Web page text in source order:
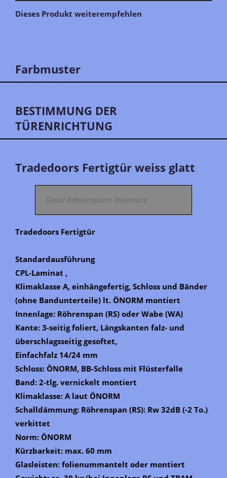
Dieses Produkt weiterempfehlen
Farbmuster
BESTIMMUNG DER
TÜRENRICHTUNG
Tradedoors Fertigtür weiss glatt
Detail Röhrenspann Innentüre
Tradedoors Fertigtür
Standardausführung
CPL-Laminat ,
Klimaklasse A, einhängefertig, Schloss und Bänder
(ohne Bandunterteile) lt. ÖNORM montiert
Innenlage: Röhrenspan (RS) oder Wabe (WA)
Kante: 3-seitig foliert, Längskanten falz- und
überschlagsseitig gesoftet,
Einfachfalz 14/24 mm
Schloss: ÖNORM, BB-Schloss mit Flüsterfalle
Band: 2-tlg. vernickelt montiert
Klimaklasse: A laut ÖNORM
Schalldämmung: Röhrenspan (RS): Rw 32dB (-2 To.)
verkittet
Norm: ÖNORM
Kürzbarkeit: max. 60 mm
Glasleisten: folienummantelt oder montiert